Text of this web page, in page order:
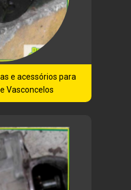
e acessórios para
Vasconcelos